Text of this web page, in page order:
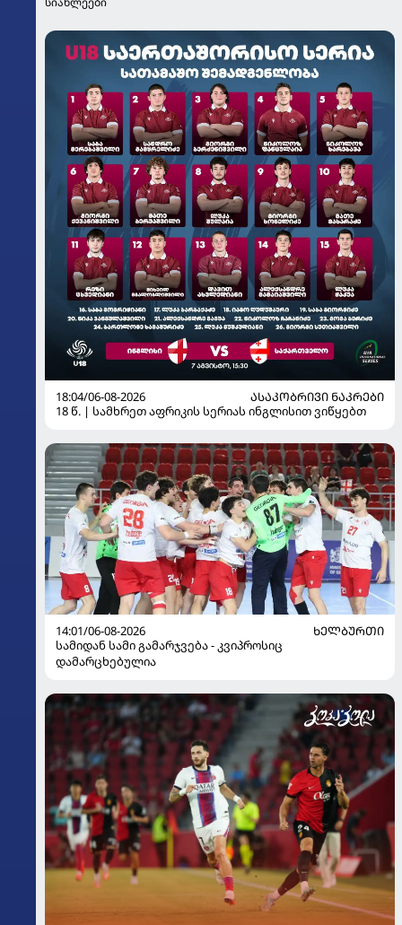
18:04/06-08-2026
ᲐᲡᲐᲙᲝᲑᲠᲘᲕᲘ ᲜᲐᲙᲠᲔᲑᲘ
18 წ. | სამხრეთ აფრიკის სერიას ინგლისით ვიწყებთ
14:01/06-08-2026
ᲮᲔᲚᲑᲣᲠᲗᲘ
სამიდან სამი გამარჯვება - კვიპროსიც
დამარცხებულია